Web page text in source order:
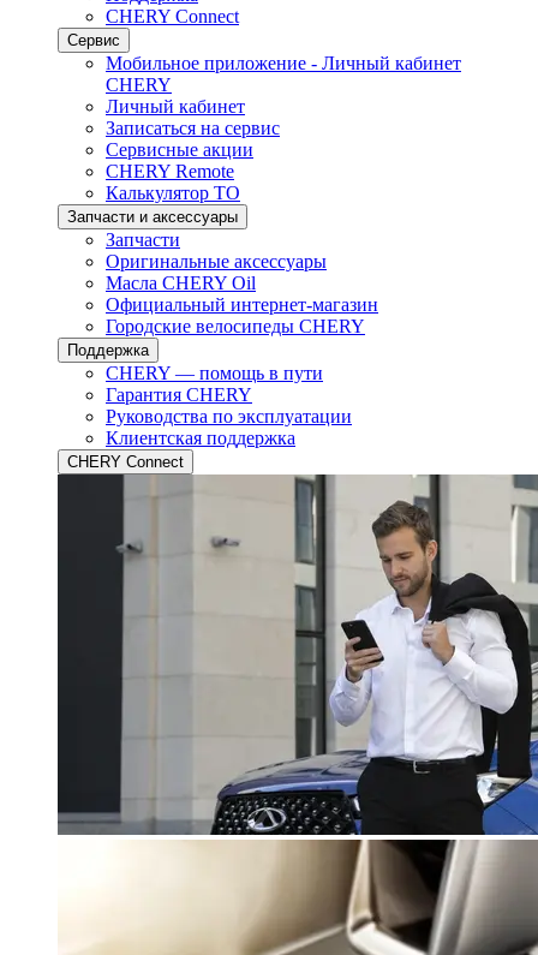
CHERY Connect
Сервис
Мобильное приложение - Личный кабинет
CHERY
Личный кабинет
Записаться на сервис
Сервисные акции
CHERY Remote
Калькулятор ТО
Запчасти и аксессуары
Запчасти
Оригинальные аксессуары
Масла CHERY Oil
Официальный интернет-магазин
Городские велосипеды CHERY
Поддержка
CHERY — помощь в пути
Гарантия CHERY
Руководства по эксплуатации
Клиентская поддержка
CHERY Connect